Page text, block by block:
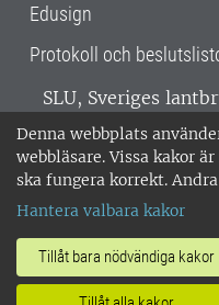
Denna webbplats
webbläsare. Vissa kakor
ska fungera korrekt.
Hantera valbara kakor
Tillåt bara nödvändiga kakor
Edusign
Protokoll och
SLU, Sveriges
verksamhet över
Alnarp, Uppsala
miljöcertifierat
018-67 10 00 • Org
Om SLU:s
•Hantera kakor•